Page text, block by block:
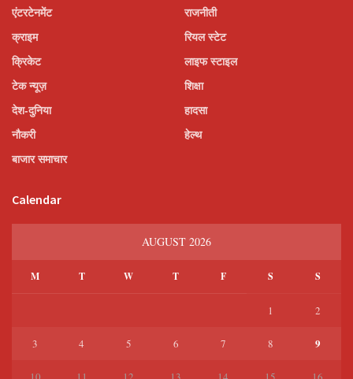
एंटरटेनमेंट
क्राइम
क्रिकेट
टेक न्यूज़
देश-दुनिया
नौकरी
बाजार समाचार
राजनीती
रियल स्टेट
लाइफ स्टाइल
शिक्षा
हादसा
हेल्थ
Calendar
AUGUST 2026
M T W T F S S
1 2
3 4 5 6 7 8 9